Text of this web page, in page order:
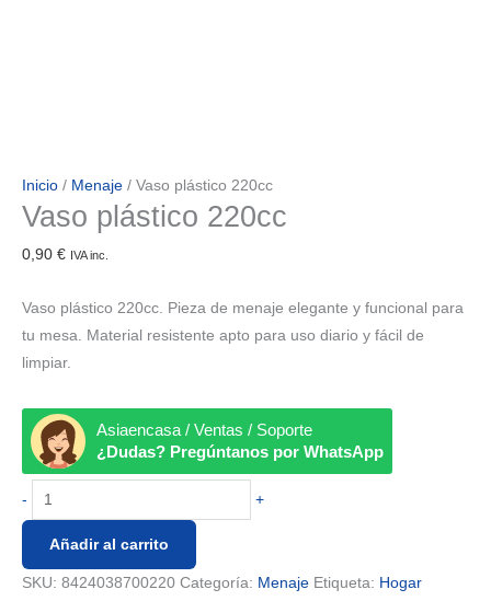
Inicio / Menaje / Vaso plástico 220cc
Vaso plástico 220cc
0,90 € IVA inc.
Vaso plástico 220cc. Pieza de menaje elegante y funcional para
tu mesa. Material resistente apto para uso diario y fácil de
limpiar.
Asiaencasa / Ventas / Soporte
¿Dudas? Pregúntanos por WhatsApp
- +
Añadir al carrito
SKU: 8424038700220 Categoría: Menaje Etiqueta: Hogar